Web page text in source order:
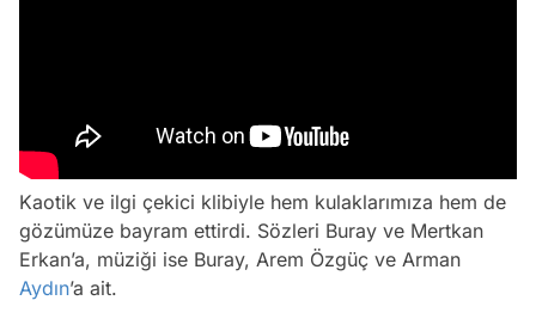
Kaotik ve ilgi çekici klibiyle hem kulaklarımıza hem de
gözümüze bayram ettirdi. Sözleri Buray ve Mertkan
Erkan’a, müziği ise Buray, Arem Özgüç ve Arman
Aydın’a ait.